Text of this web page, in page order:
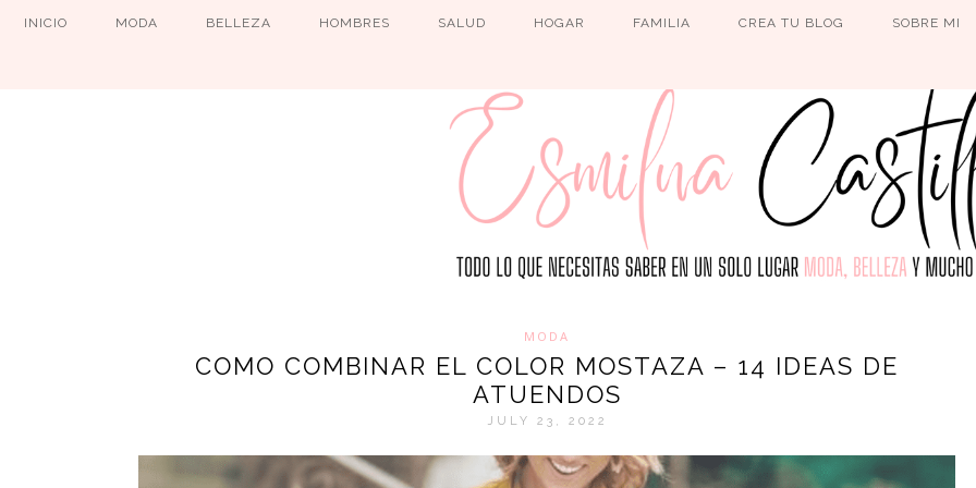
INICIO MODA BELLEZA HOMBRES SALUD HOGAR FAMILIA CREA TU BLOG SOBRE MI
MODA
COMO COMBINAR EL COLOR MOSTAZA – 14 IDEAS DE
ATUENDOS
JULY 23, 2022